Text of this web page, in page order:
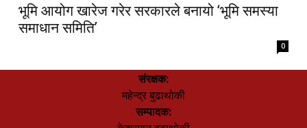
भूमि आयोग खारेज गरेर सरकारले बनायो ‘भूमि समस्या
समाधान समिति’
0
संरक्षक:
महेन्द्र बुढाथोकी
सम्पादक: